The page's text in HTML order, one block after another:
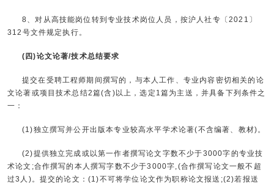
8、对从高技能岗位转到专业技术岗位人员，按沪人社专〔2021〕
312号文件规定执行。
(四)论文论著/技术总结要求
提交在受聘工程师期间撰写的，与本人工作、专业内容密切相关的论
文论著或项目技术总结2篇(含)以上，选定1篇为主送，并具备下列条件之
一：
(1)独立撰写并公开出版本专业较高水平学术论著(不含编著、教材)。
(2)提供独立完成或以第一作者撰写论文字数不少于3000字的专业技
术论文;合作撰写的本人撰写字数不少于3000字,(合作撰写论文一般不超
过3人)。提交的论文：(1)不可将学位论文作为职称论文报送;(2)若报送